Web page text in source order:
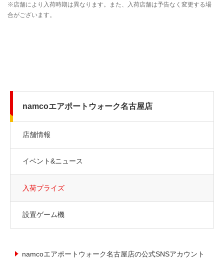
namcoエアポートウォーク名古屋店
店舗情報
イベント&ニュース
入荷プライズ
設置ゲーム機
namcoエアポートウォーク名古屋店の公式SNSアカウント